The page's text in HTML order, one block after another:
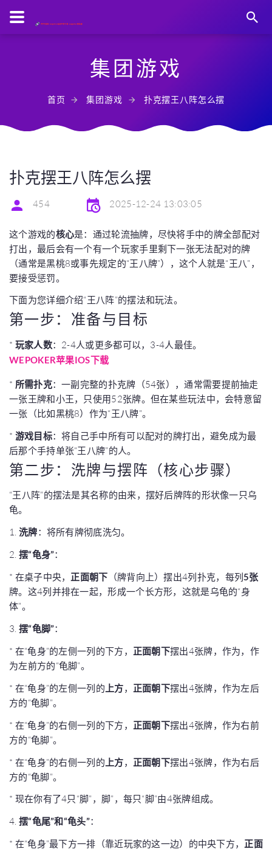
集团游戏
首页 集团游戏 扑克摆王八阵怎么摆
扑克摆王八阵怎么摆
454 2025-12-24 13:03:05
这个游戏的核心是：通过轮流抽牌，尽快将手中的牌全部配对
打出，最后会有一个有一个玩家手里剩下一张无法配对的牌
（通常是黑桃8或事先规定的“王八牌”），这个人就是“王八”，
要接受惩罚。
下面为您详细介绍“王八阵”的摆法和玩法。
第一步：准备与目标
* 玩家人数：2-4人或更多都可以，3-4人最佳。
WEPOKER苹果IOS下载
* 所需扑克：一副完整的扑克牌（54张），通常需要提前抽走
一张王牌和小王，只使用52张牌。但在某些玩法中，会特意留
一张（比如黑桃8）作为“王八牌”。
* 游戏目标：将自己手中所有可以配对的牌打出，避免成为最
后那个手持单张“王八牌”的人。
第二步：洗牌与摆阵（核心步骤）
“王八阵”的摆法是其名称的由来，摆好后牌阵的形状像一只乌
龟。
1. 洗牌：将所有牌彻底洗匀。
2. 摆“龟身”：
* 在桌子中央，正面朝下 （牌背向上）摆出4列扑克，每列5张
牌。这4列并排在一起，形成一个长方形，这就是乌龟的“身
体”。
3. 摆“龟脚”：
* 在“龟身”的左侧一列的下方， 正面朝下摆出4张牌，作为，作
为左前方的“龟脚”。
* 在“龟身”的左侧一列的 上方， 正面朝下摆出4张牌，作为左后
方的“龟脚”。
* 在“龟身”的右侧一列的下方， 正面朝下摆出4张牌，作为右前
方的“龟脚”。
* 在“龟身”的右侧一列的 上方， 正面朝下摆出4张牌，作为右后
方的“龟脚”。
* 现在你有了4只“脚”，脚”，每只“脚”由4张牌组成。
4. 摆“龟尾”和“龟头”：
* 在“龟身”最下方一排（靠近玩家的这一边）的中央下方，正面